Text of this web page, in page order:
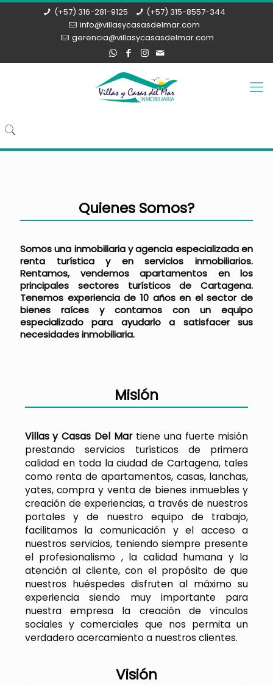
(+57) 316-281-9125
(+57) 315-8557-344
info@villasycasasdelmar.com
gerencia@villasycasasdelmar.com
Quienes Somos?
Somos una inmobiliaria y agencia especializada en
renta turística y en servicios inmobiliarios.
Rentamos, vendemos apartamentos en los
principales sectores turísticos de Cartagena.
Tenemos experiencia de 10 años en el sector de
bienes raíces y contamos con un equipo
especializado para ayudarlo a satisfacer sus
necesidades inmobiliaria.
Misión
Villas y Casas Del Martiene una fuerte misión
prestando servicios turísticos de primera
calidad en toda la ciudad de Cartagena, tales
como renta de apartamentos, casas, lanchas,
yates, compra y venta de bienes inmuebles y
creación de experiencias, a través de nuestros
portales y de nuestro equipo de trabajo,
facilitamos la comunicación y el acceso a
nuestros servicios, teniendo siempre presente
el profesionalismo , la calidad humana y la
atención al cliente, con el propósito de que
nuestros huéspedes disfruten al máximo su
experiencia siendo muy importante para
nuestra empresa la creación de vínculos
sociales y comerciales que nos permita un
verdadero acercamiento a nuestros clientes.
Visión